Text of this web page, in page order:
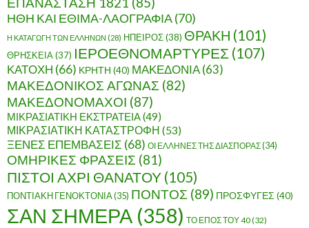
ΗΘΗ ΚΑΙ ΕΘΙΜΑ-ΛΑΟΓΡΑΦΙΑ(70)
Η ΚΑΤΑΓΩΓΗ ΤΩΝ ΕΛΛΗΝΩΝ (28) ΗΠΕΙΡΟΣ(38) ΘΡΑΚΗ (101)
ΘΡΗΣΚΕΙΑ(37) ΙΕΡΟΕΘΝΟΜΑΡΤΥΡΕΣ (107)
ΚΑΤΟΧΗ (66) ΚΡΗΤΗ (40) ΜΑΚΕΔΟΝΙΑ(63)
ΜΑΚΕΔΟΝΙΚΟΣ ΑΓΩΝΑΣ (82)
ΜΑΚΕΔΟΝΟΜΑΧΟΙ (87)
ΜΙΚΡΑΣΙΑΤΙΚΗ ΕΚΣΤΡΑΤΕΙΑ(49)
ΜΙΚΡΑΣΙΑΤΙΚΗ ΚΑΤΑΣΤΡΟΦΗ (53)
ΞΕΝΕΣ ΕΠΕΜΒΑΣΕΙΣ (68) ΟΙ ΕΛΛΗΝΕΣ ΤΗΣ ΔΙΑΣΠΟΡΑΣ(34)
ΟΜΗΡΙΚΕΣ ΦΡΑΣΕΙΣ (81)
ΠΙΣΤΟΙ ΑΧΡΙ ΘΑΝΑΤΟΥ (105)
ΠΟΝΤΙΑΚΗ ΓΕΝΟΚΤΟΝΙΑ(35) ΠΟΝΤΟΣ (89) ΠΡΟΣΦΥΓΕΣ (40)
ΣΑΝ ΣΗΜΕΡΑ (358) ΤΟ ΕΠΟΣ ΤΟΥ 40(32)